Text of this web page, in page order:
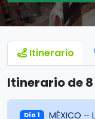
Itinerario
Itinerario de
Día 1 MÉXICO –